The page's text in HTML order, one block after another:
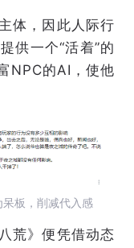
体，因此人际行
供一个“活着”的
NPC的AI，使他
板，削减代入感
荒》便凭借动态